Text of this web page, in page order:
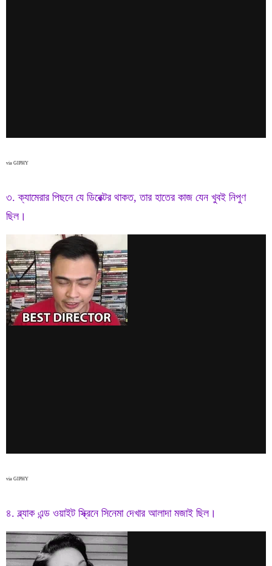
via GIPHY
৩. ক্যামেরার পিছনে যে ডিরেক্টর থাকত, তার হাতের কাজ যেন খুবই নিপুণ
ছিল।
via GIPHY
৪. ব্ল্যাক এন্ড ওয়াইট স্ক্রিনে সিনেমা দেখার আলাদা মজাই ছিল।